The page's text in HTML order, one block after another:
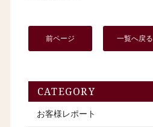
前ページ 一覧へ戻る
CATEGORY
お客様レポート